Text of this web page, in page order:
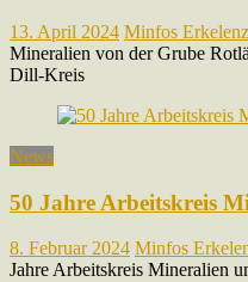
13. April 2024 Minfos Erkelenz
Mineralien von der Grube
Dill-Kreis
News
50 Jahre Arbeitskreis
8. Februar 2024 Minfos
Jahre Arbeitskreis Mineralien